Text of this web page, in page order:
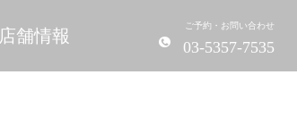
ご予約・お問い合わせ
03-5357-7535
店舗情報